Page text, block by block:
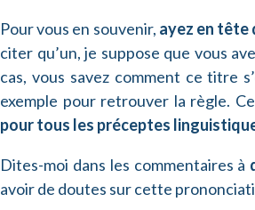
Pour vous en souvenir, ayez en tête
citer qu’un, je suppose que vous
cas, vous savez comment ce titre
exemple pour retrouver la règle.
pour tous les préceptes
Dites-moi dans les commentaires à
avoir de doutes sur cette